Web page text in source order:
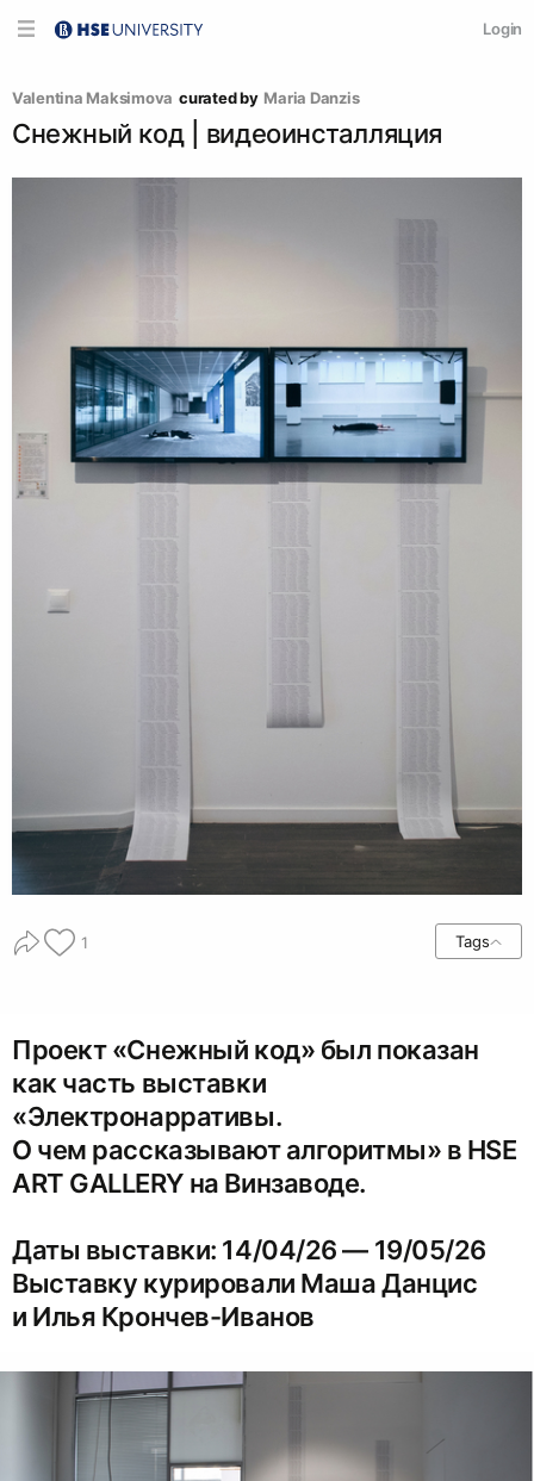
Login
Valentina Maksimova curated by Maria Danzis
Снежный код | видеоинсталляция
1 Tags
Проект «Снежный код» был показан
как часть выставки
«Электронарративы.
О чем рассказывают алгоритмы» в HSE
ART GALLERY на Винзаводе.
Даты выставки: 14/04/26 — 19/05/26
Выставку курировали Маша Данцис
и Илья Крончев-Иванов